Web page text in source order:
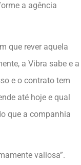
a agência
que rever aquela
a Vibra sabe e a
e o contrato tem
até hoje e qual
que a companhia
valiosa”.